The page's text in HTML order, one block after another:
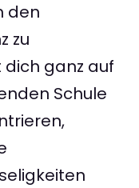
den
zu
ganz auf
Schule